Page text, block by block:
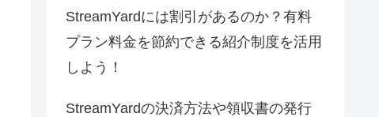
StreamYardには割引があるのか？有料
プラン料金を節約できる紹介制度を活用
しよう！
StreamYardの決済方法や領収書の発行